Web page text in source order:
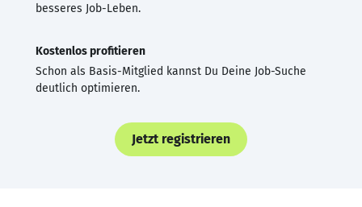
besseres Job-Leben.
Kostenlos profitieren
Schon als Basis-Mitglied kannst Du Deine Job-Suche
deutlich optimieren.
Jetzt registrieren